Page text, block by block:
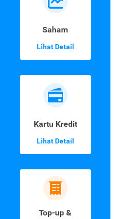
Saham
Lihat Detail
Kartu Kredit
Lihat Detail
Top-up &